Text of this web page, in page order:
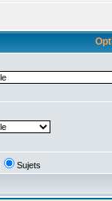
Sujets